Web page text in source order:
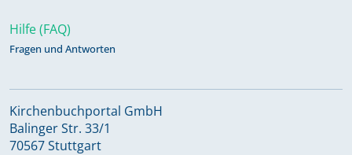
Hilfe (FAQ)
Fragen und Antworten
Kirchenbuchportal GmbH
Balinger Str. 33/1
70567 Stuttgart